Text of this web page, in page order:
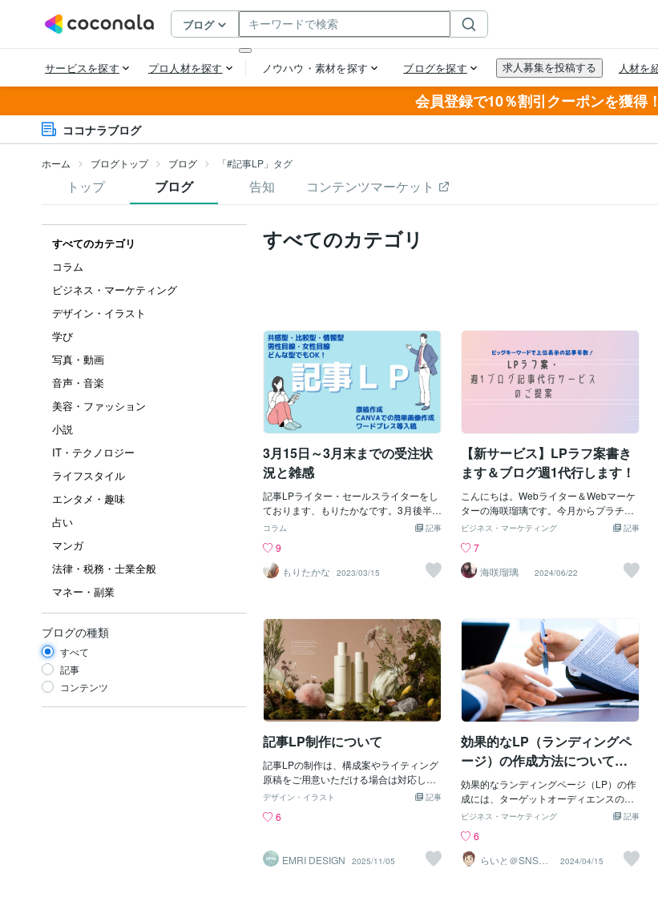
会員登録で10％割引クーポンを獲得！
ココナラブログ
ホーム ブログトップ ブログ 「#記事LP」タグ
トップ ブログ 告知 コンテンツマーケット
すべてのカテゴリ
コラム
ビジネス・マーケティング
デザイン・イラスト
学び
写真・動画
音声・音楽
美容・ファッション
小説
IT・テクノロジー
ライフスタイル
エンタメ・趣味
占い
マンガ
法律・税務・士業全般
マネー・副業
ブログの種類
すべて
記事
コンテンツ
すべてのカテゴリ
3月15日～3月末までの受注状
況と雑感
記事LPライター・セールスライターをし
ております、もりたかなです。3月後半
は、3月末納品で、記事LP1本お受けでき
額はご相談に乗ります。お気軽にお問合
せ下さい。▼ここから雑感です。▼最
近、新商品ローンチに伴う記事LPの作成
うものが流行ってきている、、、という
ことなのでしょうね。今後、テクニック
のないライターや、景品表示法・薬機法
を無視したライターによる、記事LPの
「第三者感」ってどんどん薄れていくと
思っています。第三者感が薄れているか
らこそ、記事LPライターとして、本LPに
はない「ベネフィット」と「感動」をお
届けできるように精進していきます。あ
い」ということも結構あるんですが、記
事LPで口コミがないのは致命的ですし、
広告を回す前にSNS施策やオフライン・
オンラインのPR施策をしっかりやってお
とはやっておく、というのが大事かなと
思います。・・・と、こうした、マーケ
記事
コラム
9
もりたかな
2023/03/15
【新サービス】LPラフ案書き
ます＆ブログ週1代行します！
こんにちは。Webライター＆Webマーケ
ターの海咲瑠璃です。今月からプラチナ
ランクになりました！ただいま、手が空
新サービスをご紹介します。LPラフ案の
み3万円のサービスです！デザインもご希
望の場合、私が協業しているWebデザイ
商品の写真、Webデザイナーへボタンの
イメージ画像を設置するので丸投げでき
るところまでやります♪「LPを使って商
品を売りたい！」「LPライティングの代
行をしてほしい！」という方はお声がけ
ください。まとめて10記事のサービスで
すが、１記事からでも可能です！ジャン
ルは幅広く承っています。プロフィール
文章もOK！先日、お客様案件で月間検索
ボリューム8,100のビッグキーワードでS
EO上位になりました！（3位）大手有名
サイトを上回っての3位でした。いただい
たKWで結果が出るように努力します！ブ
ログ記事が滞っている方向けに、週1ブロ
ライター講座です！お問い合わせお待ち
しています！
記事
ビジネス・マーケティング
7
海咲瑠璃
2024/06/22
記事LP制作について
記事LPの制作は、構成案やライティング
原稿をご用意いただける場合は対応して
おります。ヒアリング取材やコピーライ
め、文章作成を含むご依頼はお受けでき
に、スマートフォン最適化や読了率を意
識したビジュアル設計、CTA（行動導
記事
デザイン・イラスト
6
EMRI DESIGN 2025/11/05
効果的なLP（ランディングペ
ージ）の作成方法について簡
単に深ぼっていきます。
効果的なランディングページ（LP）の作
成には、ターゲットオーディエンスの深
い理解、目標の明確化、シンプルで直感
関わってきます。それぞれの要素につい
て詳しく述べます【ターゲットオーディ
エンスを理解する】ランディングページ
記事
ビジネス・マーケティング
6
らいと＠SNS運
用代行屋｜マー
2024/04/15